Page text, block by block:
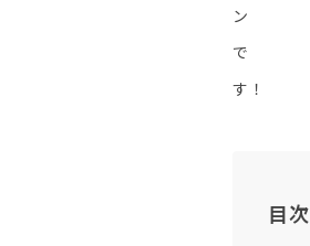
ン
で
す！
目次